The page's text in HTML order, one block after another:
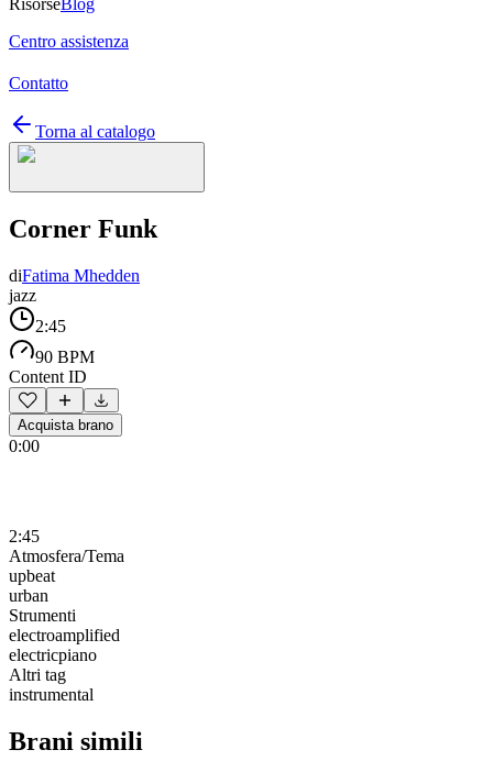
RisorseBlog
Centro assistenza
Contatto
Torna al catalogo
Corner Funk
diFatima Mhedden
jazz
2:45
90 BPM
Content ID
Acquista brano
0:00
2:45
Atmosfera/Tema
upbeat
urban
Strumenti
electroamplified
electricpiano
Altri tag
instrumental
Brani simili